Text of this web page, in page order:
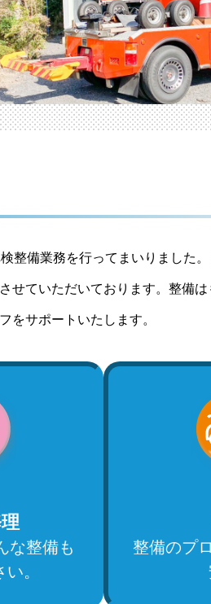
備業務を行ってまいりました。
せていただいております。整備
をサポートいたします。
な整備も
。
整備のプ